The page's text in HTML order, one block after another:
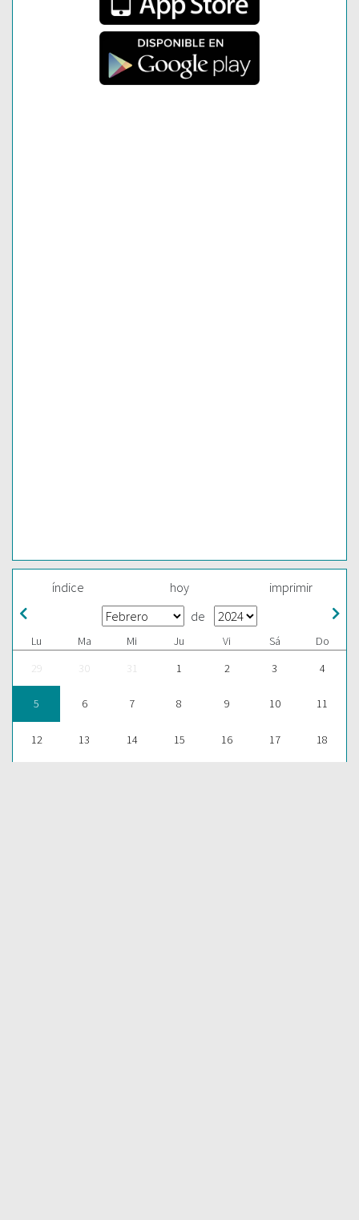
índice hoy imprimir
de
Lu Ma Mi Ju Vi Sá
Do
29
30 31 1 2 3 4
5 6 7 8 9 10 11
12 13 14 15 16 17 18